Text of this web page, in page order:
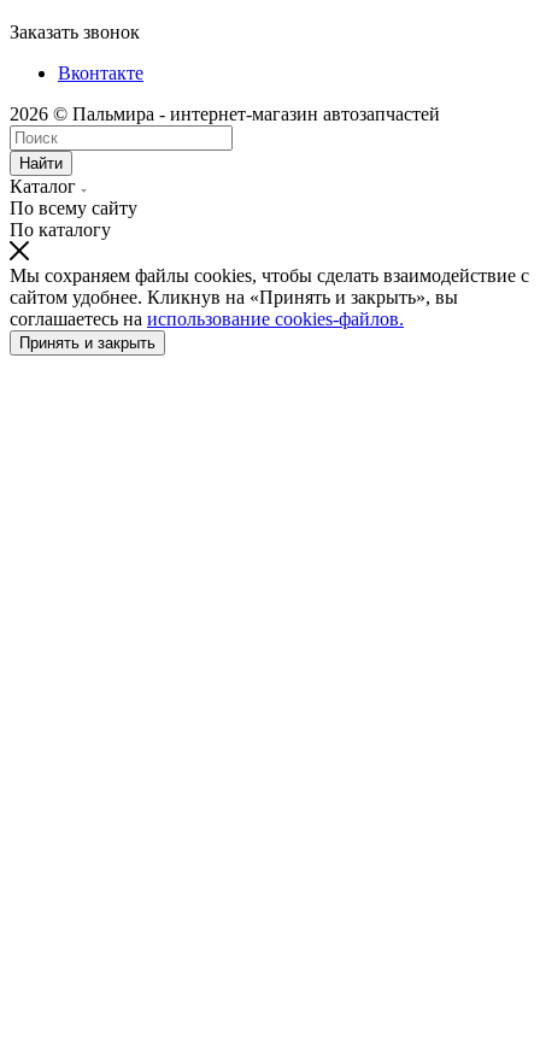
Заказать звонок
Вконтакте
2026 © Пальмира - интернет-магазин автозапчастей
Найти
Каталог
По всему сайту
По каталогу
Мы сохраняем файлы cookies, чтобы сделать взаимодействие с
сайтом удобнее. Кликнув на «Принять и закрыть», вы
соглашаетесь на использование cookies-файлов.
Принять и закрыть